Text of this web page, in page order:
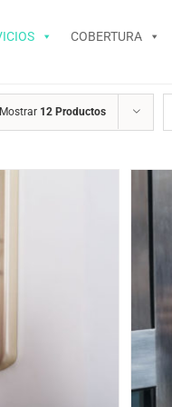
COBERTURA
Mostrar 12 Productos